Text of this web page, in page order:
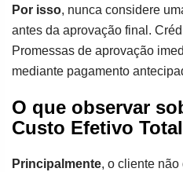
Por isso, nunca considere
antes da aprovação final.
Promessas de aprovação
mediante pagamento
O que observar
Custo Efetivo
Principalmente, o cliente